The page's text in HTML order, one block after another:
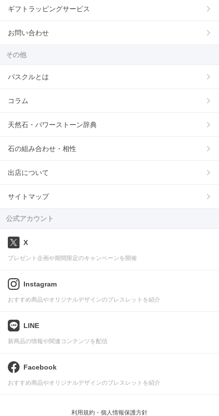
ギフトラッピングサービス
お問い合わせ
その他
パスクルとは
コラム
天然石・パワーストーン辞典
石の組み合わせ・相性
出店について
サイトマップ
公式アカウント
X
プレゼント企画や期間限定のキャンペーンを開催
Instagram
おすすめ商品やオリジナルデザインのブレスレットを紹介
LINE
新商品の情報や関連コンテンツを配信
Facebook
おすすめ商品やオリジナルデザインのブレスレットを紹介
利用規約・個人情報保護方針